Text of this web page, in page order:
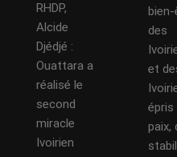
RHDP,
Alcide
Djédjé :
Ouattara a
réalisé le
second
miracle
Ivoirien
des
et
épris
paix,